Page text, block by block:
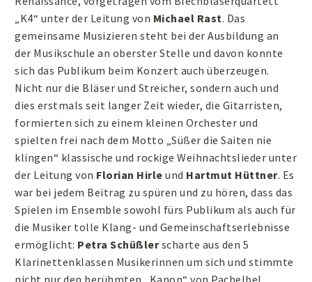
„K4“ unter der Leitung von Michael Rast. Das
gemeinsame Musizieren steht bei der Ausbildung an
der Musikschule an oberster Stelle und davon konnte
sich das Publikum beim Konzert auch überzeugen.
Nicht nur die Bläser und Streicher, sondern auch und
dies erstmals seit langer Zeit wieder, die Gitarristen,
formierten sich zu einem kleinen Orchester und
spielten frei nach dem Motto „Süßer die Saiten nie
klingen“ klassische und rockige Weihnachtslieder unter
der Leitung von Florian Hirle und Hartmut Hüttner. Es
war bei jedem Beitrag zu spüren und zu hören, dass das
Spielen im Ensemble sowohl fürs Publikum als auch für
die Musiker tolle Klang- und Gemeinschaftserlebnisse
ermöglicht: Petra Schüßlerscharte aus den 5
Klarinettenklassen Musikerinnen um sich und stimmte
nicht nur den berühmten „Kanon“ von Pachelbel,